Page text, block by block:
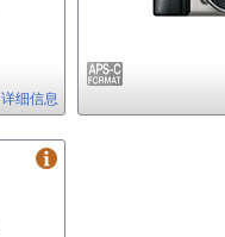
详细信息